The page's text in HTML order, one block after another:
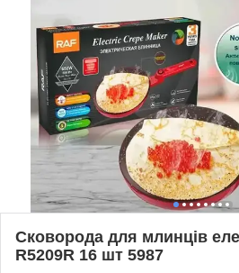
Сковорода для млинців
R5209R 16 шт 5987